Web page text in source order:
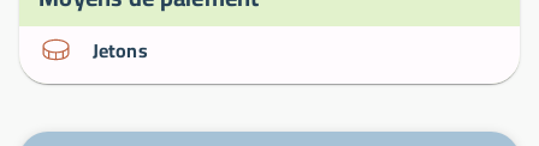
Jetons